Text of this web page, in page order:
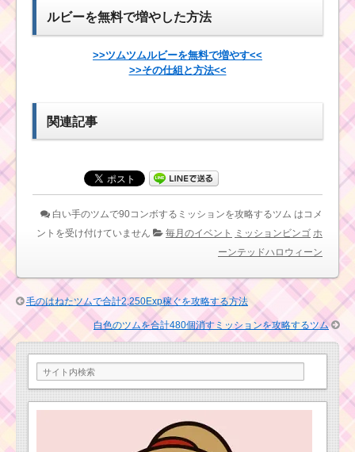
トパート2の有利なツム
の加算率一覧
白い手のツムで150万
点稼ぐミッションを攻
略するツム
ツムツム2016年5月の
ト・ツム・ガチャなど
ツムツムイベン
ト8月！海のたか
う3枚目の攻略方
法と報酬
ミッションビンゴ14
枚目と15枚目がいつか
ら追加されるかのリー
ク情報
ィランズイベン
女王マップの攻
略と報酬
ツムツムズートピア
ートをいつでも効率よ
コウモリが出るスキ
ルで1プレイでコインを
1,000枚稼ぐミッション
を攻略するツム
帽子をかぶったツム
を100個・230個消すミ
ッションを攻略するツ
ム
ルビーを無料で増やした方法
>>ツムツムルビーを無料で増やす<<
>>その仕組と方法<<
関連記事
白い手のツムで90コンボするミッションを攻略するツム は コメ
ントを受け付けていません
毎月のイベント ミッションビンゴ ホ
ーンテッドハロウィーン
毛のはねたツムで合計2,250Exp稼ぐを攻略する方法
白色のツムを合計480個消すミッションを攻略するツム